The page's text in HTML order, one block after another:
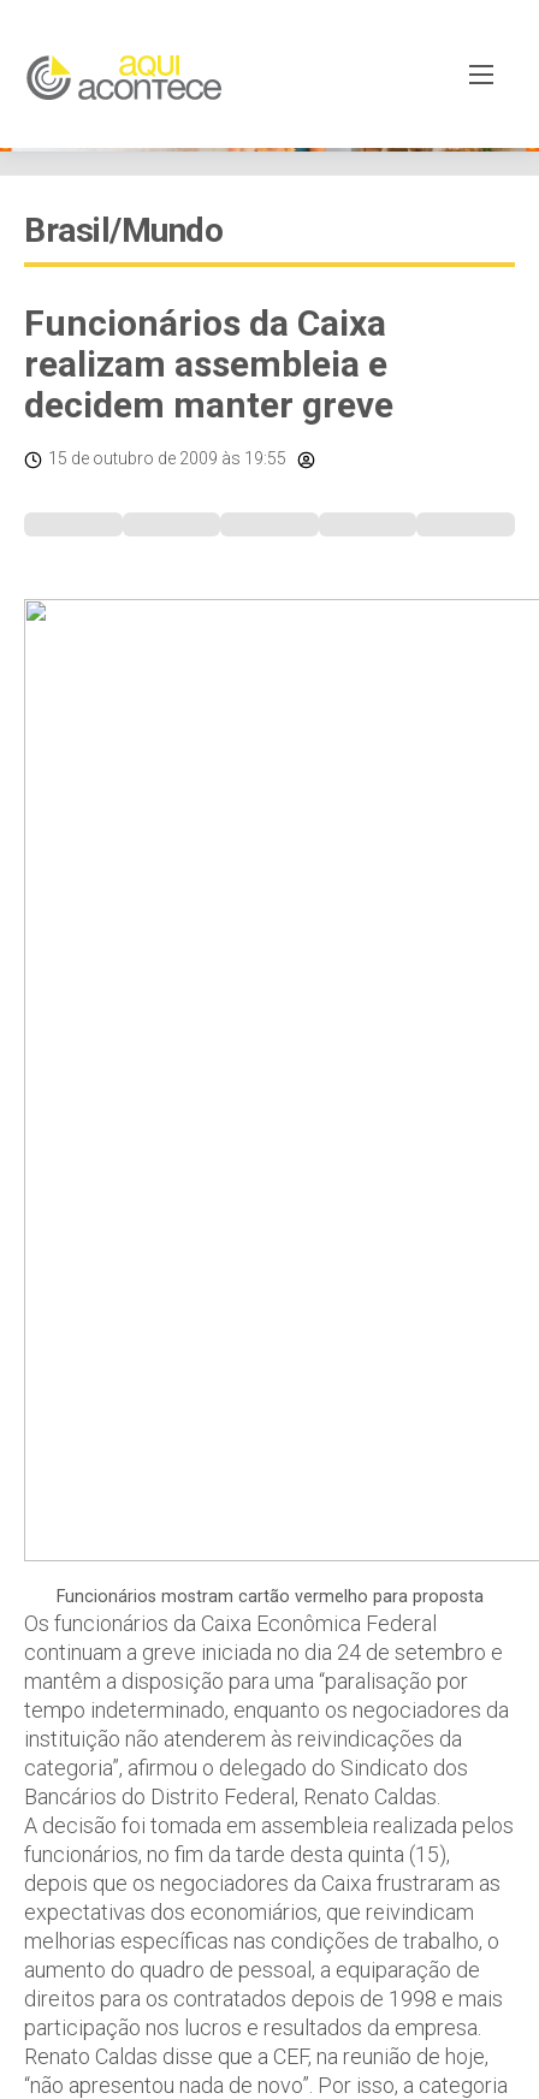
Brasil/Mundo
Funcionários da Caixa
realizam assembleia e
decidem manter greve
15 de outubro de 2009 às 19:55
Funcionários mostram cartão vermelho para proposta
Os funcionários da Caixa Econômica Federal
continuam a greve iniciada no dia 24 de setembro e
mantêm a disposição para uma “paralisação por
tempo indeterminado, enquanto os negociadores da
instituição não atenderem às reivindicações da
categoria”, afirmou o delegado do Sindicato dos
Bancários do Distrito Federal, Renato Caldas.
A decisão foi tomada em assembleia realizada pelos
funcionários, no fim da tarde desta quinta (15),
depois que os negociadores da Caixa frustraram as
expectativas dos economiários, que reivindicam
melhorias específicas nas condições de trabalho, o
aumento do quadro de pessoal, a equiparação de
direitos para os contratados depois de 1998 e mais
participação nos lucros e resultados da empresa.
Renato Caldas disse que a CEF, na reunião de hoje,
“não apresentou nada de novo”. Por isso, a categoria